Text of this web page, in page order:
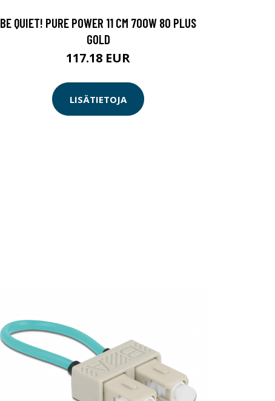
BE QUIET! PURE POWER 11 CM 700W 80 PLUS
GOLD
117.18 EUR
LISÄTIETOJA